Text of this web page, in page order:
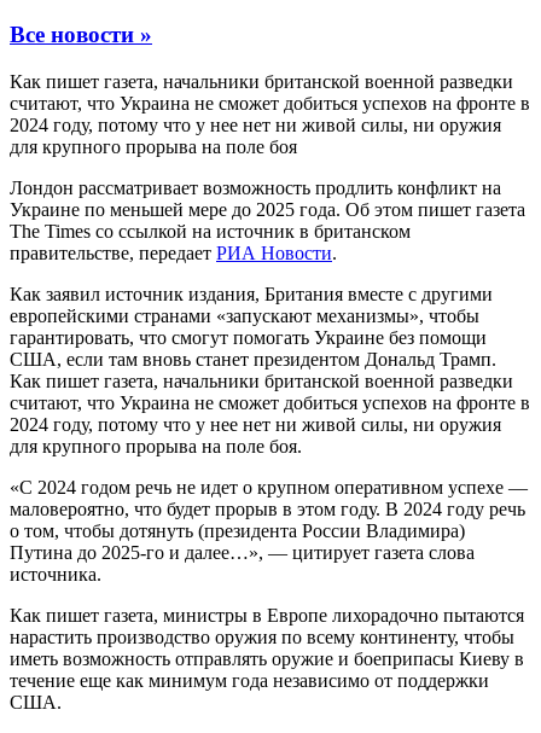
Все новости »
Как пишет газета, начальники британской военной разведки
считают, что Украина не сможет добиться успехов на фронте в
2024 году, потому что у нее нет ни живой силы, ни оружия
для крупного прорыва на поле боя
Лондон рассматривает возможность продлить конфликт на
Украине по меньшей мере до 2025 года. Об этом пишет газета
The Times со ссылкой на источник в британском
правительстве, передает РИА Новости.
Как заявил источник издания, Британия вместе с другими
европейскими странами «запускают механизмы», чтобы
гарантировать, что смогут помогать Украине без помощи
США, если там вновь станет президентом Дональд Трамп.
Как пишет газета, начальники британской военной разведки
считают, что Украина не сможет добиться успехов на фронте в
2024 году, потому что у нее нет ни живой силы, ни оружия
для крупного прорыва на поле боя.
«С 2024 годом речь не идет о крупном оперативном успехе —
маловероятно, что будет прорыв в этом году. В 2024 году речь
о том, чтобы дотянуть (президента России Владимира)
Путина до 2025-го и далее…», — цитирует газета слова
источника.
Как пишет газета, министры в Европе лихорадочно пытаются
нарастить производство оружия по всему континенту, чтобы
иметь возможность отправлять оружие и боеприпасы Киеву в
течение еще как минимум года независимо от поддержки
США.